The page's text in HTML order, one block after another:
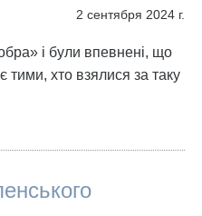
2 сентября 2024 г.
і були впевнені, що
тими, хто взялися за таку